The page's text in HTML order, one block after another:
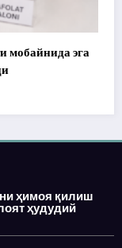
мобайнида эга
ҳимоя қилиш
ҳудудий